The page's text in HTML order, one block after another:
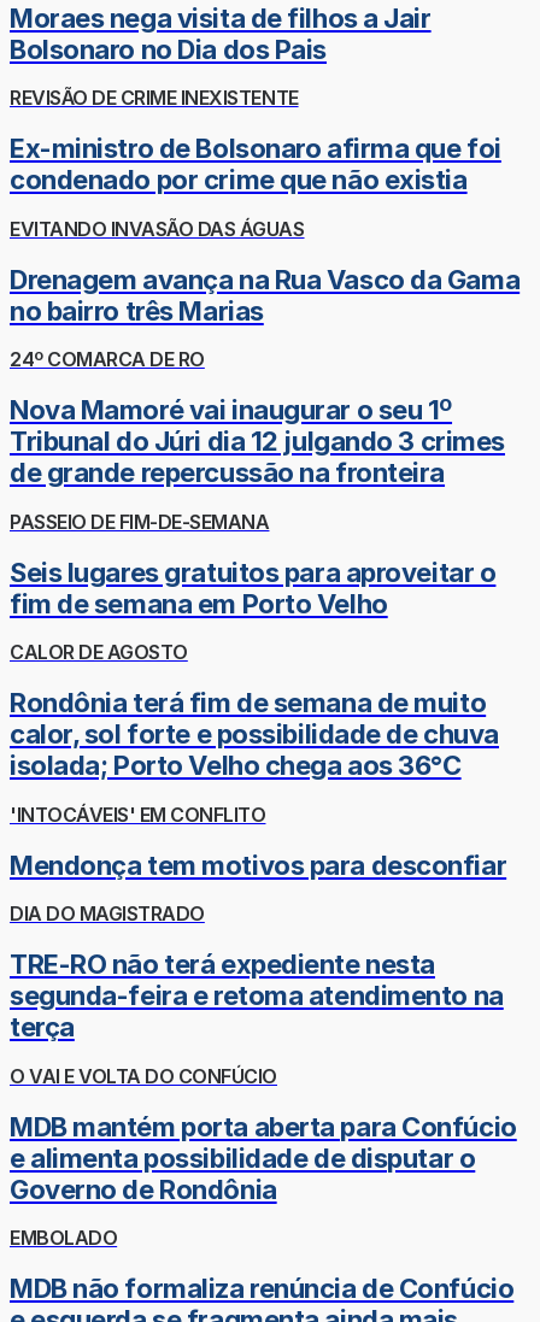
Moraes nega visita de filhos a Jair
Bolsonaro no Dia dos Pais
REVISÃO DE CRIME INEXISTENTE
Ex-ministro de Bolsonaro afirma que foi
condenado por crime que não existia
EVITANDO INVASÃO DAS ÁGUAS
Drenagem avança na Rua Vasco da Gama
no bairro três Marias
24º COMARCA DE RO
Nova Mamoré vai inaugurar o seu 1º
Tribunal do Júri dia 12 julgando 3 crimes
de grande repercussão na fronteira
PASSEIO DE FIM-DE-SEMANA
Seis lugares gratuitos para aproveitar o
fim de semana em Porto Velho
CALOR DE AGOSTO
Rondônia terá fim de semana de muito
calor, sol forte e possibilidade de chuva
isolada; Porto Velho chega aos 36°C
'INTOCÁVEIS' EM CONFLITO
Mendonça tem motivos para desconfiar
DIA DO MAGISTRADO
TRE-RO não terá expediente nesta
segunda-feira e retoma atendimento na
terça
O VAI E VOLTA DO CONFÚCIO
MDB mantém porta aberta para Confúcio
e alimenta possibilidade de disputar o
Governo de Rondônia
EMBOLADO
MDB não formaliza renúncia de Confúcio